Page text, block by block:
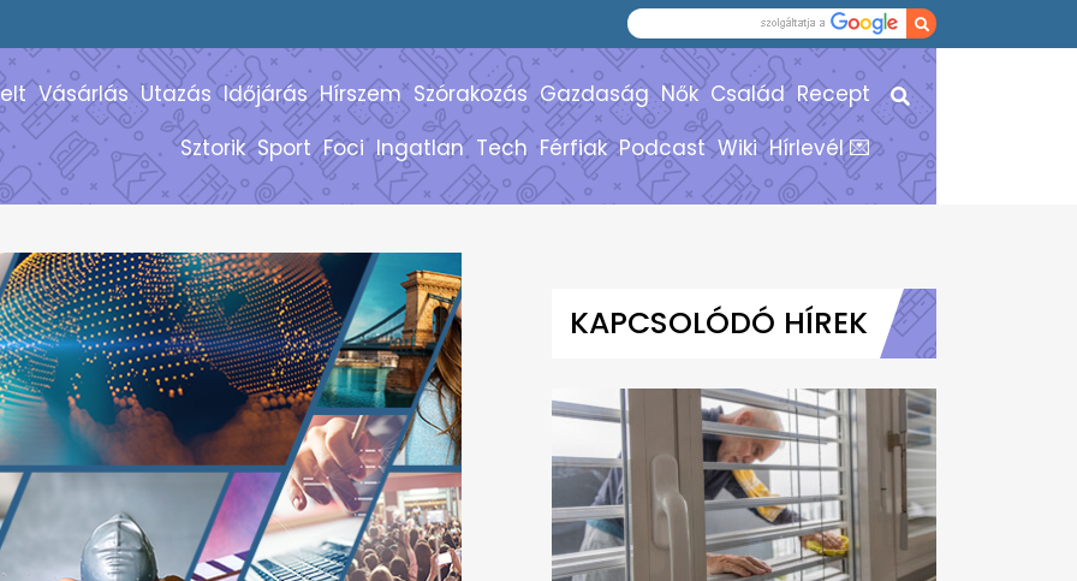
Vásárlás Utazás Időjárás Hírszem Szórakozás Gazdaság Nők Család Recept
Sztorik Sport Foci Ingatlan Tech Férfiak Podcast Wiki Hírlevél 💌
KAPCSOLÓDÓ HÍREK